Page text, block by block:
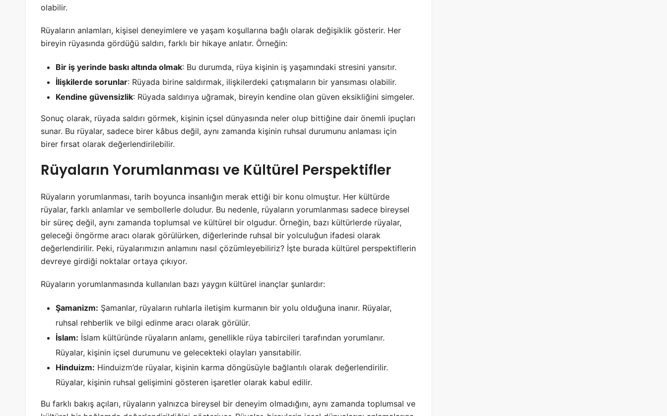
olabilir.
Rüyaların anlamları, kişisel deneyimlere ve yaşam koşullarına bağlı olarak değişiklik gösterir. Her
bireyin rüyasında gördüğü saldırı, farklı bir hikaye anlatır. Örneğin:
Bir iş yerinde baskı altında olmak: Bu durumda, rüya kişinin iş yaşamındaki stresini yansıtır.
İlişkilerde sorunlar: Rüyada birine saldırmak, ilişkilerdeki çatışmaların bir yansıması olabilir.
Kendine güvensizlik: Rüyada saldırıya uğramak, bireyin kendine olan güven eksikliğini simgeler.
Sonuç olarak, rüyada saldırı görmek, kişinin içsel dünyasında neler olup bittiğine dair önemli ipuçları
sunar. Bu rüyalar, sadece birer kâbus değil, aynı zamanda kişinin ruhsal durumunu anlaması için
birer fırsat olarak değerlendirilebilir.
Rüyaların Yorumlanması ve Kültürel Perspektifler
Rüyaların yorumlanması, tarih boyunca insanlığın merak ettiği bir konu olmuştur. Her kültürde
rüyalar, farklı anlamlar ve sembollerle doludur. Bu nedenle, rüyaların yorumlanması sadece bireysel
bir süreç değil, aynı zamanda toplumsal ve kültürel bir olgudur. Örneğin, bazı kültürlerde rüyalar,
geleceği öngörme aracı olarak görülürken, diğerlerinde ruhsal bir yolculuğun ifadesi olarak
değerlendirilir. Peki, rüyalarımızın anlamını nasıl çözümleyebiliriz? İşte burada kültürel perspektiflerin
devreye girdiği noktalar ortaya çıkıyor.
Rüyaların yorumlanmasında kullanılan bazı yaygın kültürel inançlar şunlardır:
Şamanizm: Şamanlar, rüyaların ruhlarla iletişim kurmanın bir yolu olduğuna inanır. Rüyalar,
ruhsal rehberlik ve bilgi edinme aracı olarak görülür.
İslam: İslam kültüründe rüyaların anlamı, genellikle rüya tabircileri tarafından yorumlanır.
Rüyalar, kişinin içsel durumunu ve gelecekteki olayları yansıtabilir.
Hinduizm: Hinduizm’de rüyalar, kişinin karma döngüsüyle bağlantılı olarak değerlendirilir.
Rüyalar, kişinin ruhsal gelişimini gösteren işaretler olarak kabul edilir.
Bu farklı bakış açıları, rüyaların yalnızca bireysel bir deneyim olmadığını, aynı zamanda toplumsal ve